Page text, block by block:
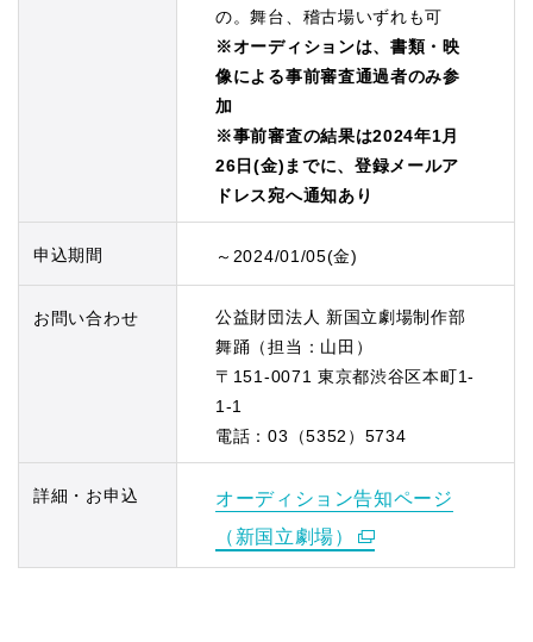
の。舞台、稽古場いずれも可
※オーディションは、書類・映
像による事前審査通過者のみ参
加
※事前審査の結果は2024年1月
26日(金)までに、登録メールア
ドレス宛へ通知あり
申込期間 ～2024/01/05(金)
お問い合わせ
公益財団法人 新国立劇場制作部
舞踊（担当：山田）
〒151-0071 東京都渋谷区本町1-
1-1
電話：03（5352）5734
詳細・お申込
オーディション告知ページ
（新国立劇場）